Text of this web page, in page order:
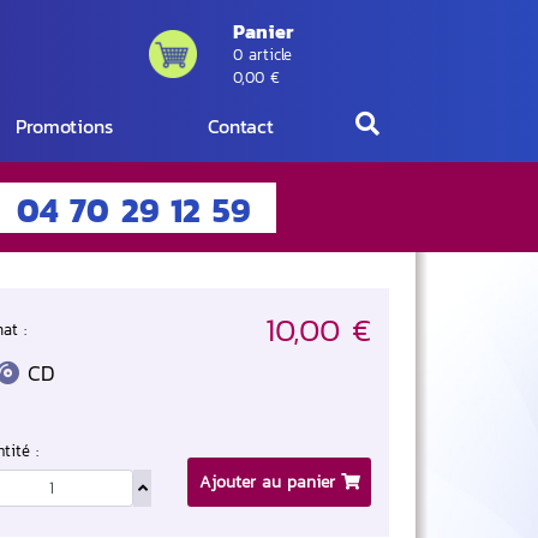
Panier
0 article
0,00 €
Promotions Contact
04 70 29 12 59
:
CD
10,00 €
:
Ajouter au panier